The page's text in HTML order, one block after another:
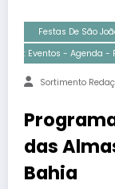
Festas De São
: Eventos - Agenda -
Sortimento
das
Bahia